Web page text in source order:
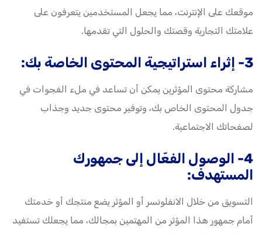
موقعك على الإنترنت، مما يجعل المستخدمين يتعرفون على
علامتك التجارية وقصتك والحلول التي تقدمها.
3- إثراء استراتيجية المحتوى الخاصة بك:
مشاركة محتوى المؤثرين يمكن أن تساعد في ملء الفجوات في
جدول المحتوى الخاص بك، وتوفير محتوى جديد وجذاب
لصفحاتك الاجتماعية.
4- الوصول الفعّال إلى جمهورك
المستهدف:
التسويق من خلال الانفلونسر أو المؤثر يضع منتجك أو خدمتك
أمام جمهور هذا المؤثر من المهتمين بمجالك، مما يجعلك تستفيد